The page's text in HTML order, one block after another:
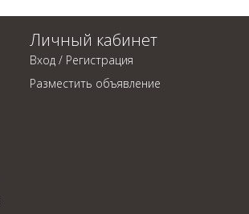
Личный кабинет
Вход / Регистрация
Разместить объявление